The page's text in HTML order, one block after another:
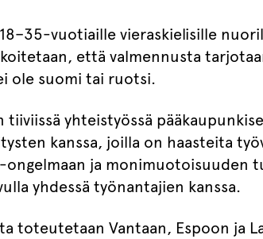
vuotiaille vieraskielisille
että valmennusta
ole suomi tai ruotsi.
yhteistyössä
kanssa, joilla on haasteita
ongelmaan ja monimuotoisuuden
yhdessä työnantajien kanssa.
toteutetaan Vantaan, Espoon ja